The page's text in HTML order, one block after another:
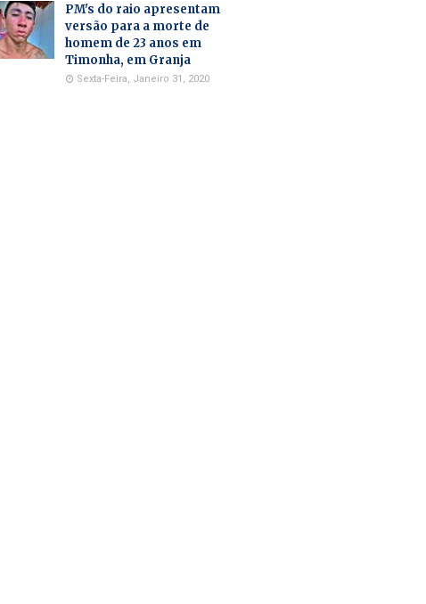
PM's do raio apresentam
versão para a morte de
homem de 23 anos em
Timonha, em Granja
Sexta-Feira, Janeiro 31, 2020